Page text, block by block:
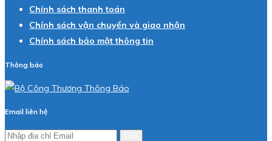
Chính sách thanh toán
Chính sách vận chuyển và giao nhận
Chính sách bảo mật thông tin
Thông báo
Email liên hệ